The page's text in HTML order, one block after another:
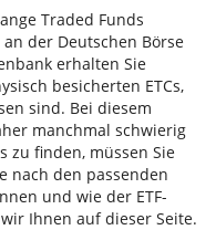
Traded Funds
der Deutschen Börse
erhalten Sie
besicherten ETCs,
sind. Bei diesem
manchmal schwierig
zu finden, müssen Sie
nach den passenden
und wie der ETF-
Ihnen auf dieser Seite.